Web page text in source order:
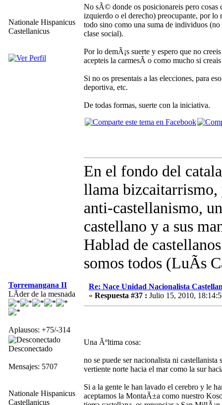
Nationale Hispanicus
Castellanicus
No sÃ© donde os posicionareis pero
izquierdo o el derecho) preocupante, por
todo sino como una suma de individuos
clase social).
Por lo demÃ¡s suerte y espero que no
acepteis la carmesÃ­ o como mucho si
Si no os presentais a las elecciones, para
deportiva, etc.
De todas formas, suerte con la iniciativa.
En el fondo del
llama
anti-castellanismo,
castellano y a sus
Hablad de
somos todos (LuÃ­s
Torremangana II
LÃ­der de la mesnada
Aplausos: +75/-314
Desconectado
Mensajes: 5707
Nationale Hispanicus
Castellanicus
Re: Nace Unidad Nacionalista
« Respuesta #37 : Julio 15, 2010,
Una Ãºltima cosa:
no se puede ser nacionalista ni
vertiente norte hacia el mar como la sur
Si a la gente le han lavado el cerebro y le
aceptamos la MontaÃ±a como nuestro